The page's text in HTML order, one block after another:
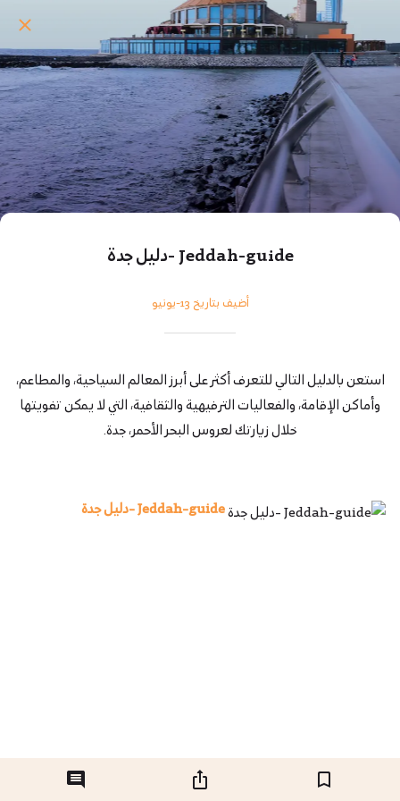
Jeddah-guide -دليل جدة
أضيف بتاريخ 13-يونيو
استعن بالدليل التالي للتعرف أكثر على أبرز المعالم السياحية، والمطاعم،
وأماكن الإقامة، والفعاليات الترفيهية والثقافية، التي لا يمكن تفويتها
خلال زيارتك لعروس البحر الأحمر، جدة.
Jeddah-guide -دليل جدة